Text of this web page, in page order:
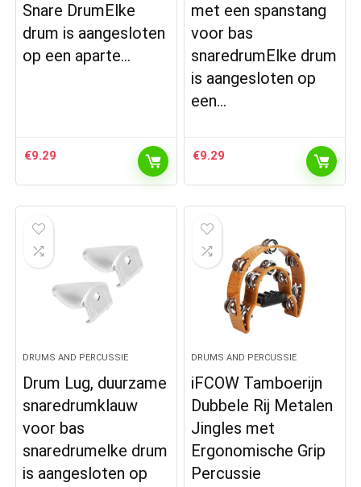
Snare DrumElke
drum is aangesloten
op een aparte…
€9.29
met een spanstang
voor bas
snaredrumElke drum
is aangesloten op
een…
€9.29
DRUMS AND PERCUSSIE
Drum Lug, duurzame
snaredrumklauw
voor bas
snaredrumelke drum
is aangesloten op
DRUMS AND PERCUSSIE
iFCOW Tamboerijn
Dubbele Rij Metalen
Jingles met
Ergonomische Grip
Percussie